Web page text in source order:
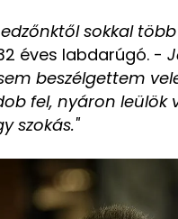
edzőnktől sokkal
éves labdarúgó. -
beszélgettem
fel, nyáron leülök
szokás."